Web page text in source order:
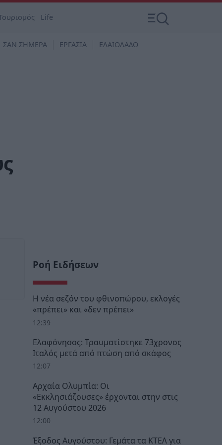
Life
ΣΑΝ ΣΗΜΕΡΑ ΕΡΓΑΣΙΑ ΕΛΑΙΟΛΑΔΟ
Ροή Ειδήσεων
Η νέα σεζόν του φθινοπώρου, εκλογές
«πρέπει» και «δεν πρέπει»
12:39
Ελαφόνησος: Τραυματίστηκε 73χρονος
Ιταλός μετά από πτώση από σκάφος
12:07
Αρχαία Ολυμπία: Οι
«Εκκλησιάζουσες» έρχονται στην στις
12 Αυγούστου 2026
12:00
Έξοδος Αυγούστου: Γεμάτα τα ΚΤΕΛ για